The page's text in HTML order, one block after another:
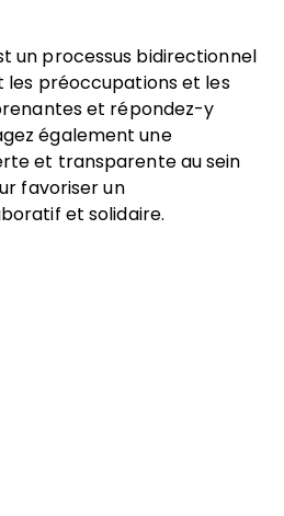
un processus bidirectionnel
les préoccupations et les
et répondez-y
également une
et transparente au sein
favoriser un
et solidaire.